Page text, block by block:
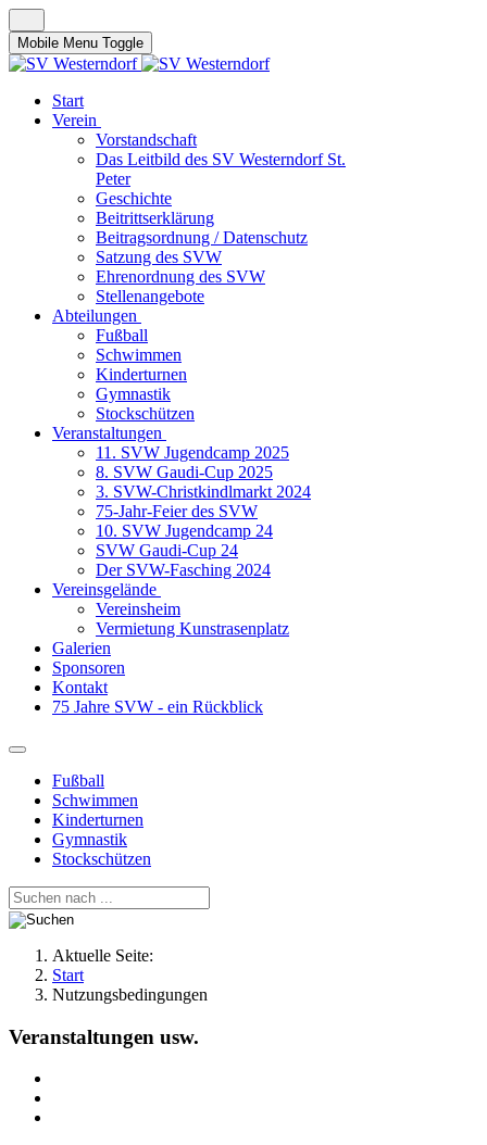
Mobile Menu Toggle
Start
Verein
Vorstandschaft
Das Leitbild des SV Westerndorf St.
Peter
Geschichte
Beitrittserklärung
Beitragsordnung / Datenschutz
Satzung des SVW
Ehrenordnung des SVW
Stellenangebote
Abteilungen
Fußball
Schwimmen
Kinderturnen
Gymnastik
Stockschützen
Veranstaltungen
11. SVW Jugendcamp 2025
8. SVW Gaudi-Cup 2025
3. SVW-Christkindlmarkt 2024
75-Jahr-Feier des SVW
10. SVW Jugendcamp 24
SVW Gaudi-Cup 24
Der SVW-Fasching 2024
Vereinsgelände
Vereinsheim
Vermietung Kunstrasenplatz
Galerien
Sponsoren
Kontakt
75 Jahre SVW - ein Rückblick
Fußball
Schwimmen
Kinderturnen
Gymnastik
Stockschützen
Aktuelle Seite:
Start
Nutzungsbedingungen
Veranstaltungen usw.